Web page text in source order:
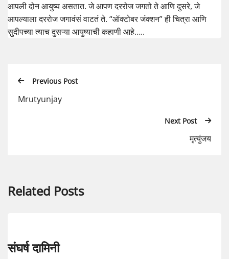
आपली दोन आयुष्य असतात. जे आपण दररोज जगतो ते आणि दुसरे, जे
आपल्याला दररोज जगावंसं वाटतं ते. “ऑक्टोबर जंक्शन” ही चित्रा आणि
सुदीपच्या त्याच दुसऱ्या आयुष्याची कहाणी आहे…..
Previous Post
Mrutyunjay
Next Post
मृत्युंजय
Related Posts
संघर्ष दामिनी